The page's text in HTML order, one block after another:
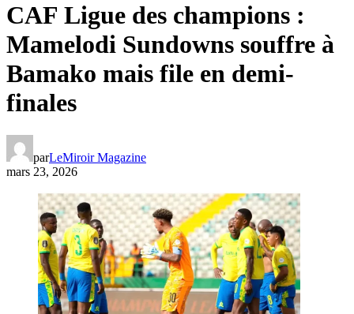
CAF Ligue des champions :
Mamelodi Sundowns souffre à
Bamako mais file en demi-
finales
parLeMiroir Magazine
mars 23, 2026